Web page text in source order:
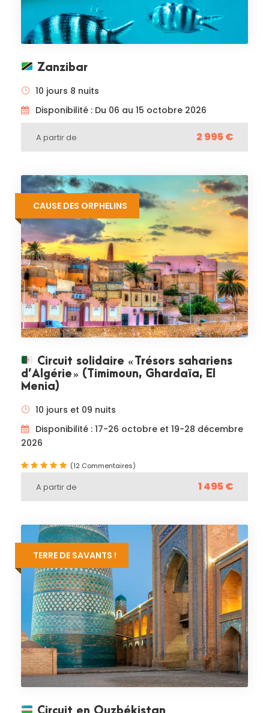
Zanzibar
10 jours 8 nuits
Disponibilité : Du 06 au 15 octobre 2026
A partir de 2 995 €
CAUSE DES ORPHELINS
Circuit solidaire « Trésors sahariens
d’Algérie » (Timimoun, Ghardaïa, El
Menia)
10 jours et 09 nuits
Disponibilité : 17-26 octobre et 19-28 décembre
2026
(12 Commentaires)
A partir de 1 495 €
TERRE DE SAVANTS !